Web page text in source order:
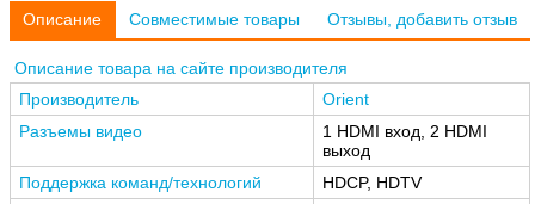
Описание Совместимые товары Отзывы, добавить отзыв
Описание товара на сайте производителя
Производитель
Orient
Разъемы видео
1 HDMI вход, 2 HDMI
выход
Поддержка команд/технологий
HDCP, HDTV